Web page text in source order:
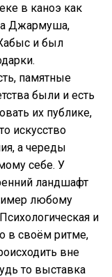
в каноэ как
Джармуша,
и был
памятные
были и есть
их публике,
искусство
а череды
себе. У
ландшафт
любому
и
в своём ритме,
вне
то выставка